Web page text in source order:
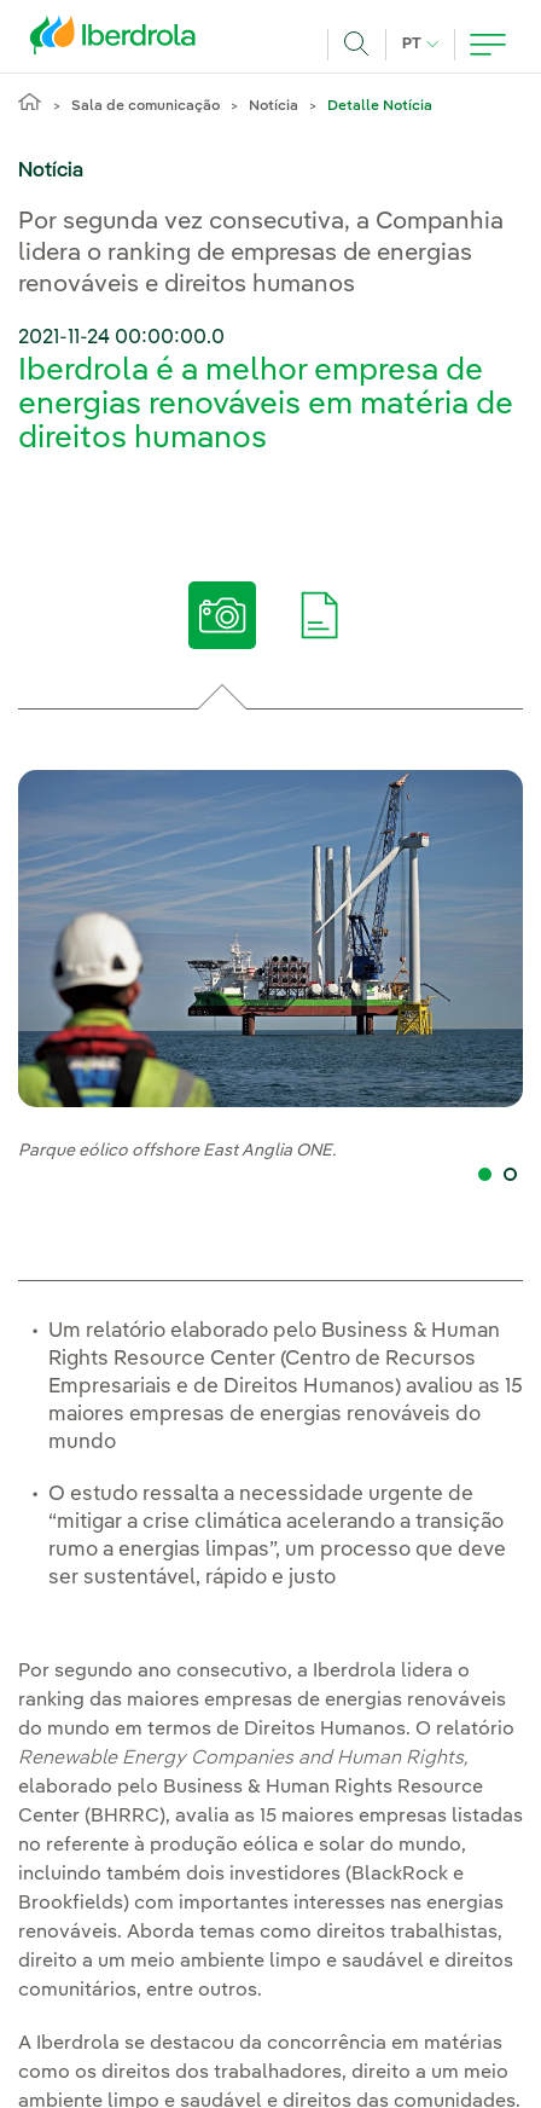
PT IDIOMA ATUAL,
Sala de comunicação Notícia Detalle Notícia
Notícia
Por segunda vez consecutiva, a Companhia
lidera o ranking de empresas de energias
renováveis e direitos humanos
2021-11-24 00:00:00.0
Iberdrola é a melhor empresa de
energias renováveis em matéria de
direitos humanos
Parque eólico offshore East Anglia ONE.
Um relatório elaborado pelo Business & Human
Rights Resource Center (Centro de Recursos
Empresariais e de Direitos Humanos) avaliou as 15
maiores empresas de energias renováveis do
mundo
O estudo ressalta a necessidade urgente de
“mitigar a crise climática acelerando a transição
rumo a energias limpas”, um processo que deve
ser sustentável, rápido e justo
Por segundo ano consecutivo, a Iberdrola lidera o
ranking das maiores empresas de energias renováveis
do mundo em termos de Direitos Humanos. O relatório
Renewable Energy Companies and Human Rights,
elaborado pelo Business & Human Rights Resource
Center (BHRRC), avalia as 15 maiores empresas listadas
no referente à produção eólica e solar do mundo,
incluindo também dois investidores (BlackRock e
Brookfields) com importantes interesses nas energias
renováveis. Aborda temas como direitos trabalhistas,
direito a um meio ambiente limpo e saudável e direitos
comunitários, entre outros.
A Iberdrola se destacou da concorrência em matérias
como os direitos dos trabalhadores, direito a um meio
ambiente limpo e saudável e direitos das comunidades.